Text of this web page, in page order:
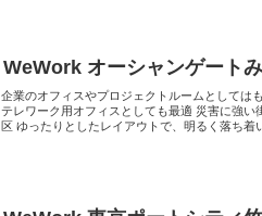
WeWork オーシャンゲート
企業のオフィスやプロジェクトルームとしては
テレワーク用オフィスとしても最適 災害に強
区 ゆったりとしたレイアウトで、明るく落ち着